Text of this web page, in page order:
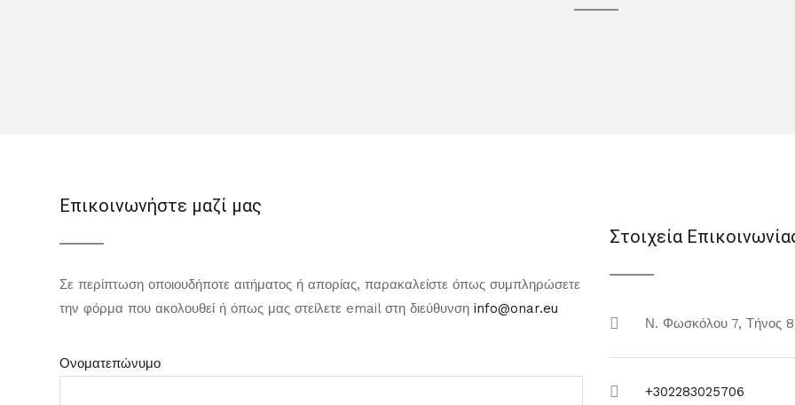
Επικοινωνήστε μαζί μας
Σε περίπτωση οποιουδήποτε αιτήματος ή απορίας, παρακαλείστε όπως συμπληρώσετε
την φόρμα που ακολουθεί ή όπως μας στείλετε email στη διεύθυνση info@onar.eu
Ονοματεπώνυμο
Στοιχεία
Ν. Φωσκόλου 7, Τήνος
+302283025706